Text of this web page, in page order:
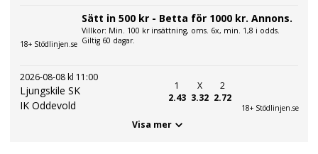
18+ Stödlinjen.se
Sätt in 500 kr - Betta för 1000 kr. Annons.
Villkor: Min. 100 kr insättning, oms. 6x, min. 1,8 i odds.
Giltig 60 dagar.
2026-08-08 kl 11:00
Ljungskile SK
IK Oddevold
1
2.43
X
3.32
2
2.72
18+ Stödlinjen.se
Visa mer